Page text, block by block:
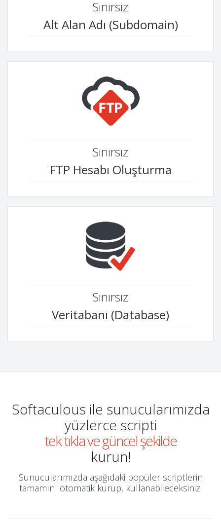
Sınırsız
Alt Alan Adı (Subdomain)
Sınırsız
FTP Hesabı Oluşturma
Sınırsız
Veritabanı (Database)
Softaculous ile sunucularımızda
yüzlerce scripti
tek tıkla ve güncel şekilde
kurun!
Sunucularımızda aşağıdaki popüler scriptlerin
tamamını otomatik kurup, kullanabileceksiniz.